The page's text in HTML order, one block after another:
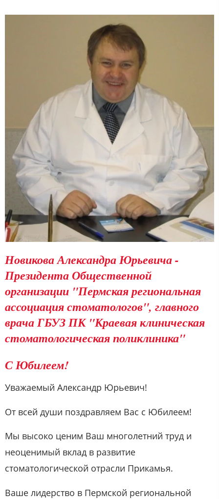
Новикова Александра Юрьевича -
Президента Общественной
организации "Пермская региональная
ассоциация стоматологов", главного
врача ГБУЗ ПК "Краевая клиническая
стоматологическая поликлиника"
С Юбилеем!
Уважаемый Александр Юрьевич!
От всей души поздравляем Вас с Юбилеем!
Мы высоко ценим Ваш многолетний труд и
неоценимый вклад в развитие
стоматологической отрасли Прикамья.
Ваше лидерство в Пермской региональной